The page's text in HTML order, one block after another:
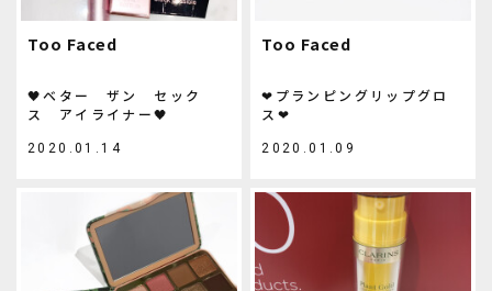
Too Faced
🖤ベター ザン セック
ス アイライナー🖤
2020.01.14
Too Faced
❤︎プランピングリップグロ
ス❤︎
2020.01.09